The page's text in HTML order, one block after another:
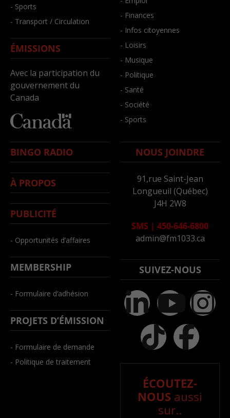
- Sports
- Transport / Circulation
ÉMISSIONS
Avec la participation du
gouvernement du
Canada
- Finances
- Infos citoyennes
- Loisirs
- Musique
- Politique
- Santé
- Société
- Sports
BINGO RADIO
À PROPOS
PUBLICITÉ
- Opportunités d’affaires
MEMBERSHIP
- Formulaire d’adhésion
PROJETS D’ÉMISSION
- Formulaire de demande
- Politique de traitement
NOUS JOINDRE
91,rue Saint-Jean
Longueuil (Québec)
J4H 2W8
SMS | 450-646-6800
admin@fm1033.ca
SUIVEZ-NOUS
ÉCOUTEZ-
NOUS aussi
sur..